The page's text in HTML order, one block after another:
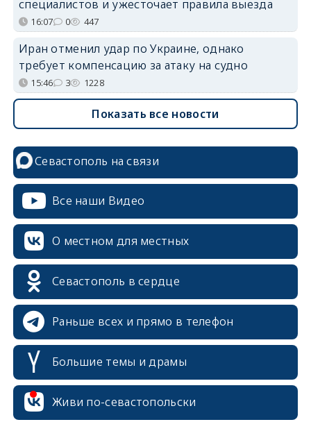
специалистов и ужесточает правила выезда
16:07 0 447
Иран отменил удар по Украине, однако
требует компенсацию за атаку на судно
15:46 3 1228
Показать все новости
Севастополь на связи
Все наши Видео
О местном для местных
Севастополь в сердце
Раньше всех и прямо в телефон
Большие темы и драмы
Живи по-севастопольски
erid: 2SDnjcrDNw6